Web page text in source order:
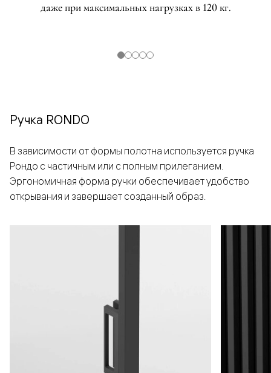
даже при максимальных нагрузках в 120 кг.
Ручка RONDO
В зависимости от формы полотна используется ручка
Рондо с частичным или с полным прилеганием.
Эргономичная форма ручки обеспечивает удобство
открывания и завершает созданный образ.